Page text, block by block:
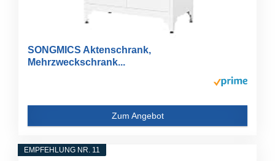
SONGMICS Aktenschrank,
Mehrzweckschrank...
Zum Angebot
EMPFEHLUNG NR. 11